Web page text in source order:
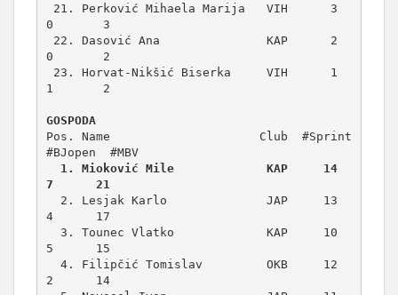
0       3
0       2
1       2
GOSPODA
Pos. Name                     Club  #Sprint
#BJopen  #MBV
7      21
4      17
5      15
2      14